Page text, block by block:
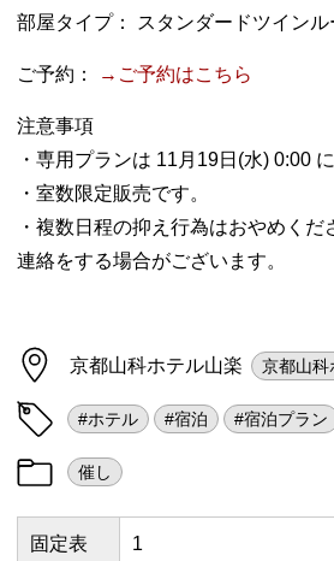
部屋タイプ： スタンダードツインル
ご予約： →ご予約はこちら
注意事項
・専用プランは 11月19日(水) 0:00
・室数限定販売です。
・複数日程の抑え行為はおやめく
連絡をする場合がございます。
京都山科ホテル山楽 京都山科
#ホテル #宿泊 #宿泊プラン
催し
固定表
1